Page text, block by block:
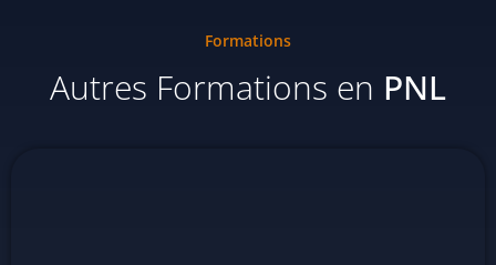
Formations
Autres Formations en PNL